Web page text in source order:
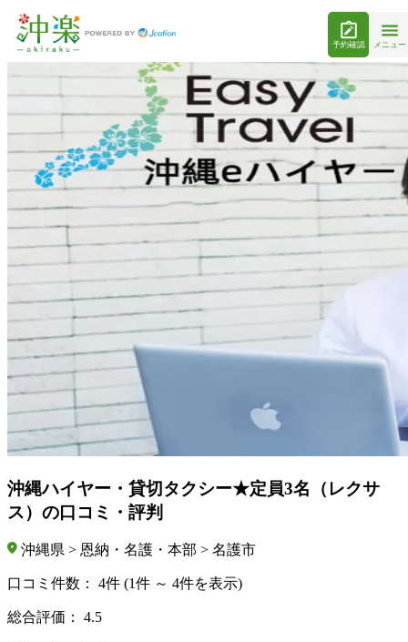
予約確認 メニュー
沖縄ハイヤー・貸切タクシー★定員3名（レクサ
ス）の口コミ・評判
沖縄県 > 恩納・名護・本部 > 名護市
口コミ件数： 4件 (1件 ～ 4件を表示)
総合評価： 4.5